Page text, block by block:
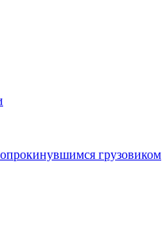
опрокинувшимся грузовиком